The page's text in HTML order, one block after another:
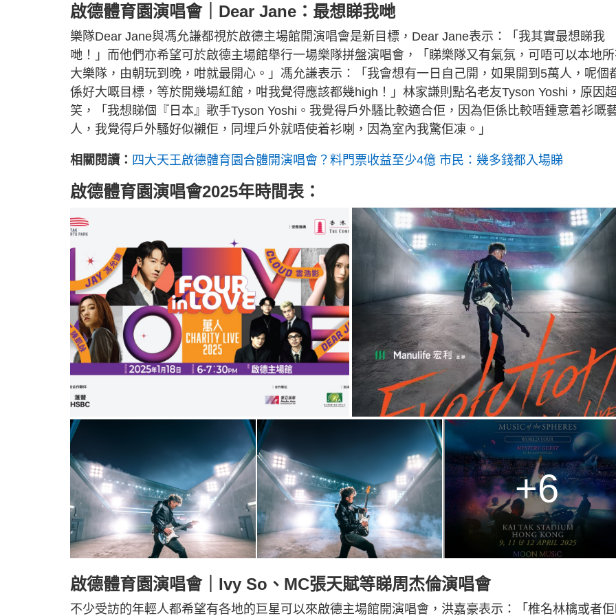
啟德體育園演唱會｜Dear Jane：最想睇我哋
樂隊Dear Jane與馮允謙都視於啟德主場館開演唱會是新目標，Dear Jane表示：「我其實最想睇我
哋！」而他們亦希望可於啟德主場館舉行一場樂隊拼盤演唱會，「睇樂隊又有氣氛，可唔可以本地
大樂隊，由朝玩到晚，咁就最開心。」馮允謙表示：「我會想有一日自己開，如果開到5萬人，呢個
係好大嘅目標，等於開幾場紅館，咁我覺得應該都幾high！」林家謙則點名老友Tyson Yoshi，原因
笑，「我想睇個『日本』歌手Tyson Yoshi。我覺得戶外騷比較適合佢，因為佢係比較唔鍾意着衫嘅
人，我覺得戶外騷好似襯佢，同埋戶外就唔使着衫喇，因為室內我驚佢凍。」
相關閱讀： 四大天王啟德體育園合體開演唱會？料門票收益至少4億 市民：幾多錢都入場睇
啟德體育園演唱會2025年時間表：
+6
啟德體育園演唱會｜Ivy So、MC張天賦等睇周杰倫演唱會
不少受訪的年輕人都希望有各地的巨星可以來啟德主場館開演唱會，洪嘉豪表示：「椎名林檎或者